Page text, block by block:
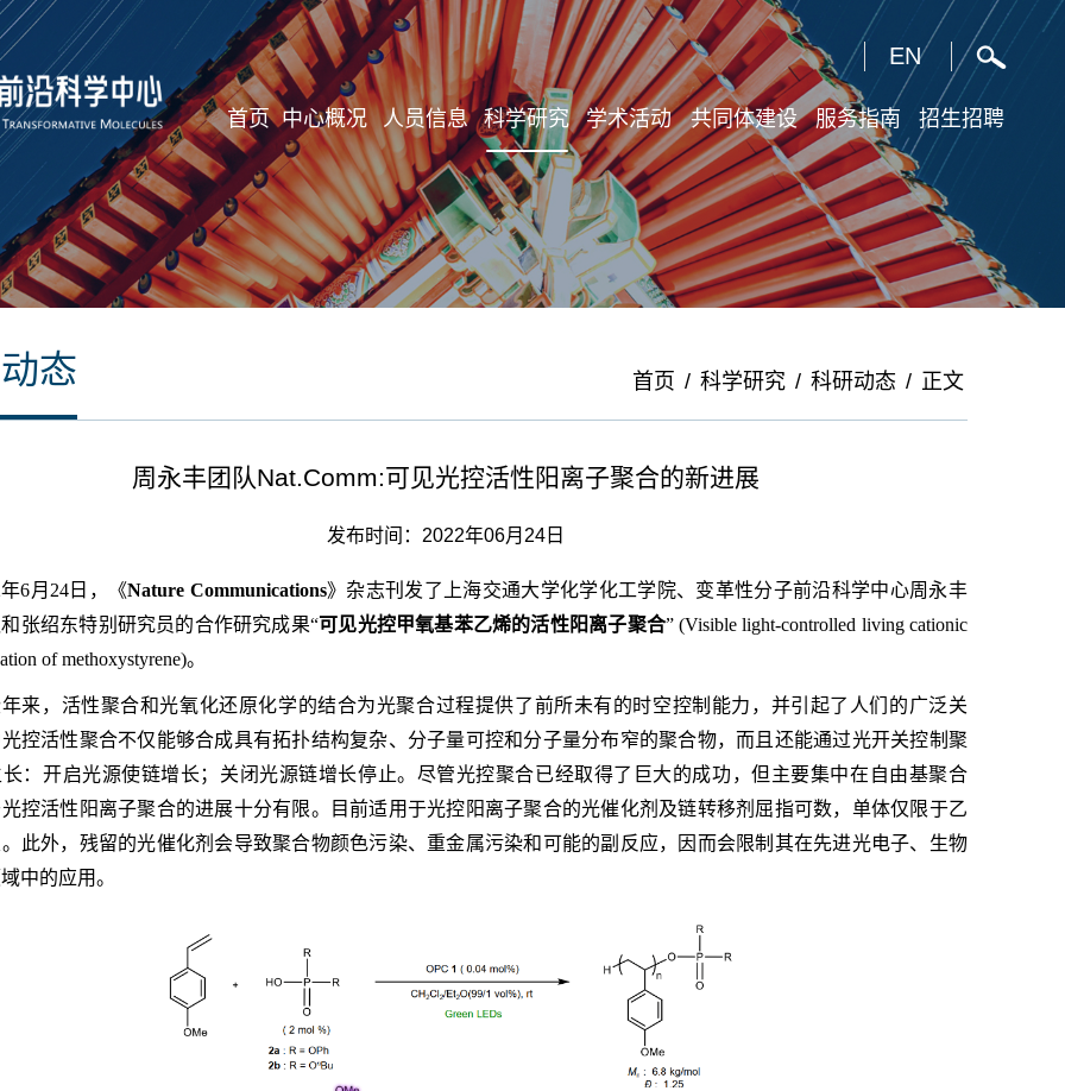
X
EN
首页 中心概况 人员信息 科学研究 学术活动 共同体建设 服务指南 招生招聘
态 首页 / 科学研究 / 科研动态 / 正文
周永丰团队Nat.Comm:可见光控活性阳离子聚合的新进展
发布时间：2022年06月24日
年6月24日，《Nature Communications》杂志刊发了上海交通大学化学化工学院、变革性分子前沿科学中心周永丰
张绍东特别研究员的合作研究成果“可见光控甲氧基苯乙烯的活性阳离子聚合” (Visible light-controlled living cationic
of methoxystyrene)。
来，活性聚合和光氧化还原化学的结合为光聚合过程提供了前所未有的时空控制能力，并引起了人们的广泛关
控活性聚合不仅能够合成具有拓扑结构复杂、分子量可控和分子量分布窄的聚合物，而且还能通过光开关控制聚
：开启光源使链增长；关闭光源链增长停止。尽管光控聚合已经取得了巨大的成功，但主要集中在自由基聚合
控活性阳离子聚合的进展十分有限。目前适用于光控阳离子聚合的光催化剂及链转移剂屈指可数，单体仅限于乙
此外，残留的光催化剂会导致聚合物颜色污染、重金属污染和可能的副反应，因而会限制其在先进光电子、生物
中的应用。